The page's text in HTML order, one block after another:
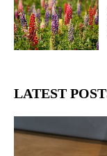
LATEST